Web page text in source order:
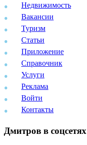
Недвижимость
Вакансии
Туризм
Статьи
Приложение
Справочник
Услуги
Реклама
Войти
Контакты
Дмитров в соцсетях